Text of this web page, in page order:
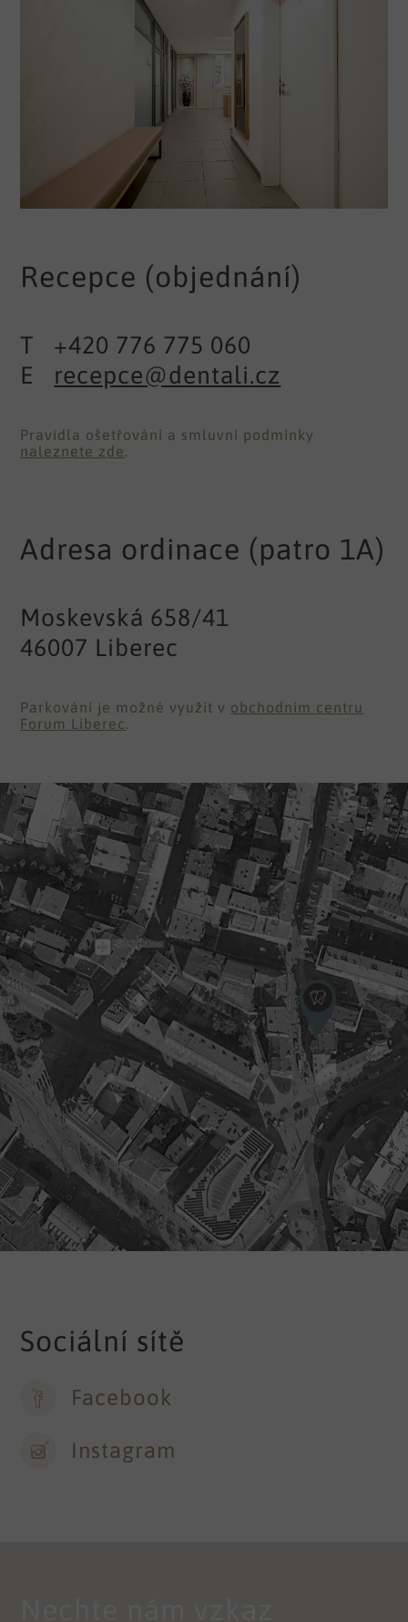
Recepce (objednání)
T +420 776 775 060
E recepce@dentali.cz
Pravidla ošetřování a smluvní podmínky
naleznete zde.
Adresa ordinace (patro 1A)
Moskevská 658/41
46007 Liberec
Parkování je možné využít v obchodním centru
Forum Liberec.
Sociální sítě
Facebook
Instagram